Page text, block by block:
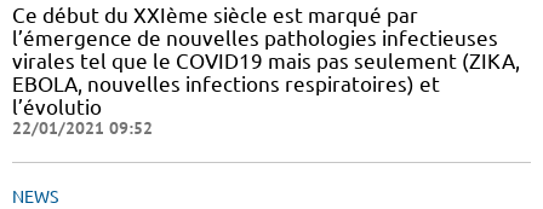
Ce début du XXIème siècle est marqué par
l’émergence de nouvelles pathologies infectieuses
virales tel que le COVID19 mais pas seulement (ZIKA,
EBOLA, nouvelles infections respiratoires) et
l’évolutio
22/01/2021 09:52
NEWS